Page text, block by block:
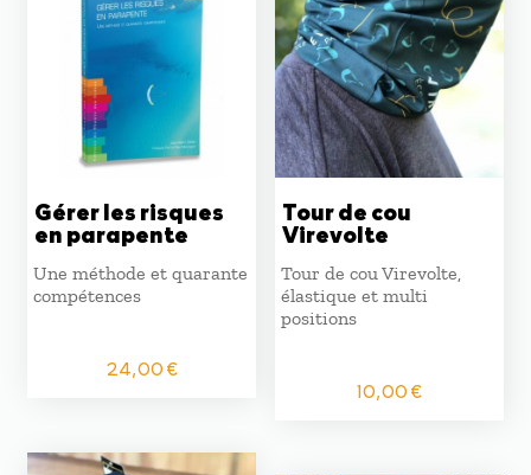
Gérer les risques
en parapente
Une méthode et quarante
compétences
24,00€
Tour de cou
Virevolte
Tour de cou Virevolte,
élastique et multi
positions
10,00€